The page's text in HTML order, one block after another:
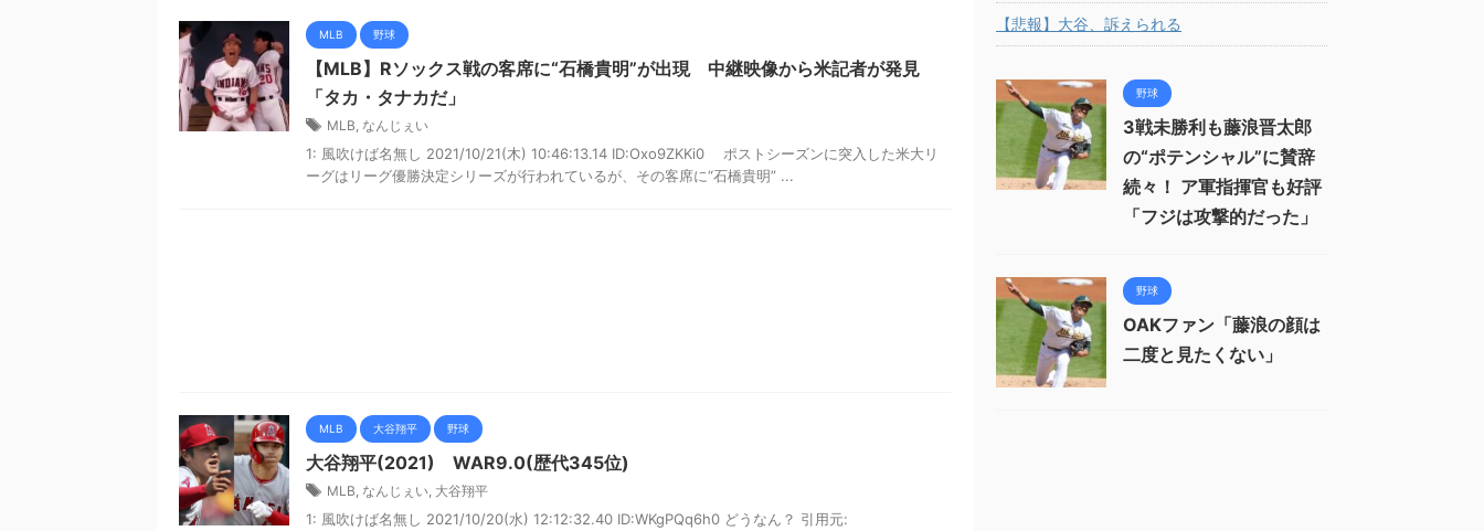
MLB 野球
【MLB】Rソックス戦の客席に“石橋貴明”が出現 中継映像から米記者が発見
「タカ・タナカだ」
MLB, なんじぇい
1: 風吹けば名無し 2021/10/21(木) 10:46:13.14 ID:Oxo9ZKKi0 ポストシーズンに突入した米大リ
ーグはリーグ優勝決定シリーズが行われているが、その客席に“石橋貴明” ...
MLB 大谷翔平 野球
大谷翔平(2021) WAR9.0(歴代345位)
MLB, なんじぇい, 大谷翔平
1: 風吹けば名無し 2021/10/20(水) 12:12:32.40 ID:WKgPQq6h0 どうなん？ 引用元:
【悲報】大谷、訴えられる
野球
3戦未勝利も藤浪晋太郎
の“ポテンシャル”に賛辞
続々！ ア軍指揮官も好評
「フジは攻撃的だった」
野球
OAKファン「藤浪の顔は
二度と見たくない」